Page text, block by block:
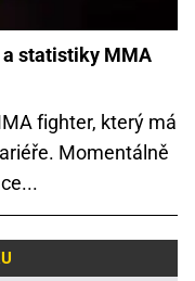
statistiky MMA
fighter, který má
Momentálně